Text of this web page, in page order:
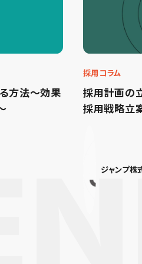
方法～効果
採用計画の
採用戦略立
採用コラム
ジャンプ株